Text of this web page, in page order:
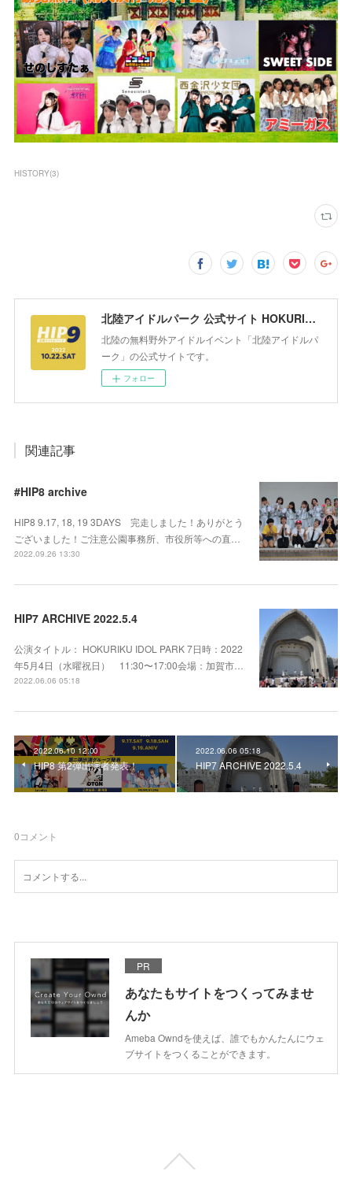
HISTORY(3)
北陸アイドルパーク 公式サイト HOKURIKU IDOL PARK
北陸の無料野外アイドルイベント「北陸アイドルパ
ーク」の公式サイトです。
フォロー
関連記事
#HIP8 archive
HIP8 9.17, 18, 19 3DAYS 完走しました！ありがとう
ございました！ご注意公園事務所、市役所等への直…
2022.09.26 13:30
HIP7 ARCHIVE 2022.5.4
公演タイトル： HOKURIKU IDOL PARK 7日時：2022
年5月4日（水曜祝日） 11:30〜17:00会場：加賀市…
2022.06.06 05:18
2022.06.10 12:00
HIP8 第2弾出演者発表！
2022.06.06 05:18
HIP7 ARCHIVE 2022.5.4
0コメント
PR
あなたもサイトをつくってみませ
んか
Ameba Owndを使えば、誰でもかんたんにウェ
ブサイトをつくることができます。